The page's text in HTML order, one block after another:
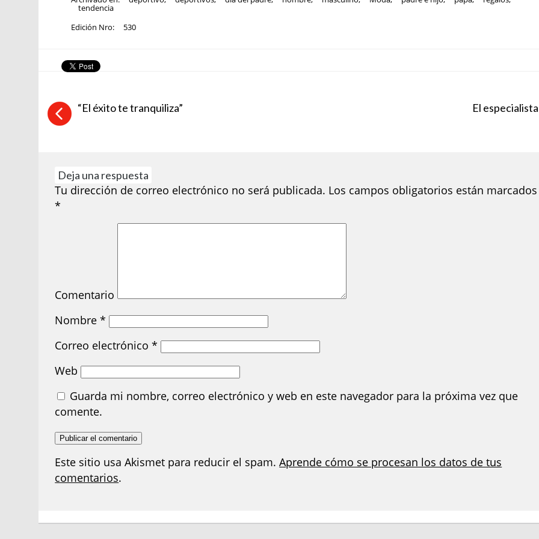
tendencia
Edición Nro:
530
“El éxito te tranquiliza” El especialista
Deja una respuesta
Tu dirección de correo electrónico no será publicada. Los campos obligatorios están
*
Comentario
Nombre*
Correo electrónico*
Web
Guarda mi nombre, correo electrónico y web en este navegador para la próxima vez que
comente.
Este sitio usa Akismet para reducir el spam.Aprende cómo se procesan los datos de tus
comentarios.